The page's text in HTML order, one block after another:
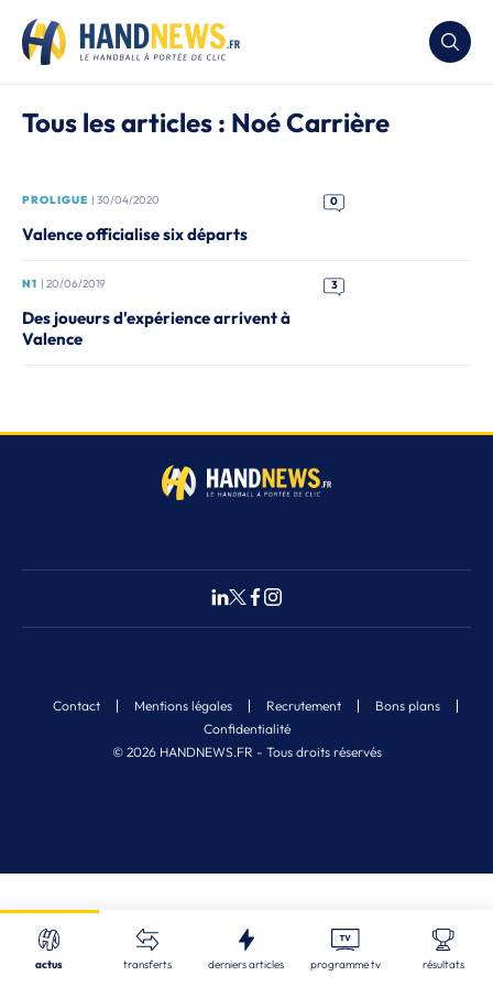
Recherche
Tous les articles : Noé Carrière
PROLIGUE | 30/04/2020 0
Valence officialise six départs
N1 | 20/06/2019 3
Des joueurs d'expérience arrivent à
Valence
© 2026 HANDNEWS.FR - Tous droits réservés
Contact Mentions légales Recrutement
Bons plans
Confidentialité
actus transferts derniers articles programme tv résultats
Nos derniers articles
ALL | 08/08/2026